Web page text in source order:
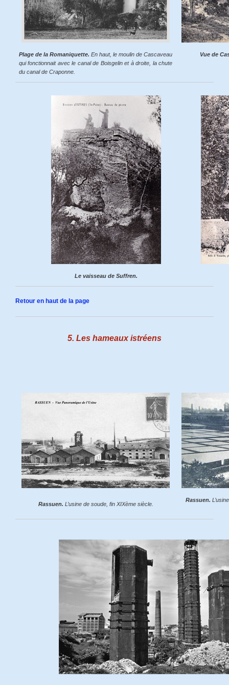
Plage de la Romaniquette. En haut, le moulin de Cascaveau
qui fonctionnait avec le canal de Boisgelin et à droite, la chute
du canal de Craponne.
Vue de
Le vaisseau de Suffren.
Retour en haut de la page
5. Les hameaux istréens
Rassuen. L’usine de soude, fin XIXème siècle.
Rassuen.